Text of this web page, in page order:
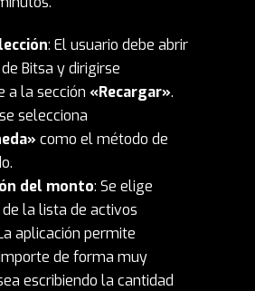
: El usuario debe abrir
Bitsa y dirigirse
a la sección «Recargar».
selecciona
como el método de
del monto: Se elige
de la lista de activos
aplicación permite
de forma muy
escribiendo la cantidad